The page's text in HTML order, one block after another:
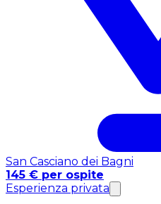
San Casciano dei Bagni
145 € per ospite
Esperienza privata